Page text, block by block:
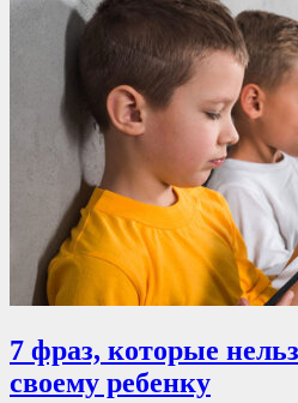
7 фраз, которые
своему ребенку